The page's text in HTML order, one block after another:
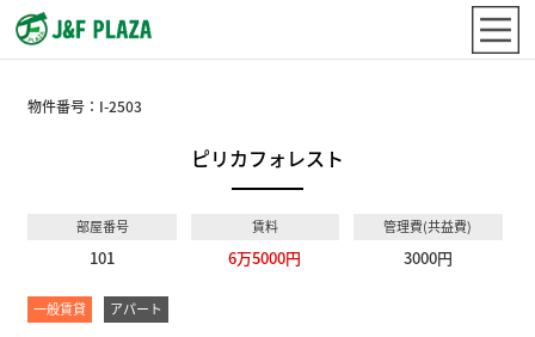
物件番号： I-2503
ピリカフォレスト
部屋番号
101
賃料
6万5000円
管理費(共益費)
3000円
一般賃貸 アパート